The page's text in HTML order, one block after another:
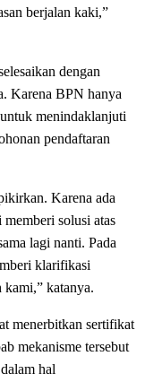
berjalan kaki,”
dengan
Karena BPN hanya
menindaklanjuti
pendaftaran
Karena ada
solusi atas
lagi nanti. Pada
klarifikasi
kami,” katanya.
menerbitkan sertifikat
mekanisme tersebut
hal